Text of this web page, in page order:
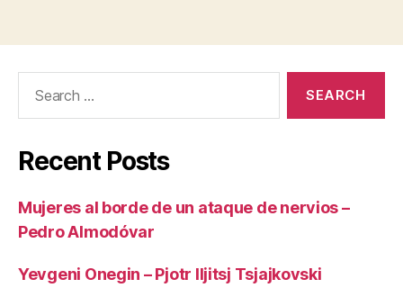
Recent Posts
Mujeres al borde de un ataque de nervios –
Pedro Almodóvar
Yevgeni Onegin – Pjotr Iljitsj Tsjajkovski